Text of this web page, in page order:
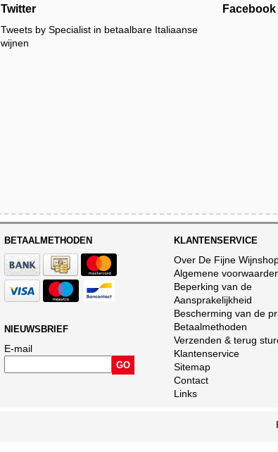
Twitter
Tweets by Specialist in betaalbare Italiaanse
wijnen
Facebook
BETAALMETHODEN
NIEUWSBRIEF
E-mail
KLANTENSERVICE
Over De Fijne
Algemene
Beperking van de
Aansprakelijkheid
Bescherming van de
Betaalmethoden
Verzenden & terug
Klantenservice
Sitemap
Contact
Links